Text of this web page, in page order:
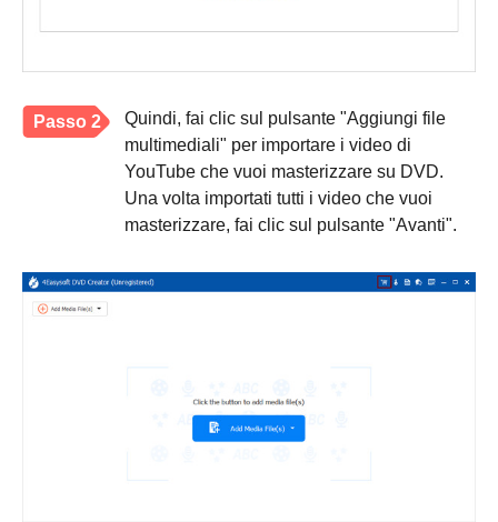
Passo 2
Quindi, fai clic sul pulsante "Aggiungi file
multimediali" per importare i video di
YouTube che vuoi masterizzare su DVD.
Una volta importati tutti i video che vuoi
masterizzare, fai clic sul pulsante "Avanti".